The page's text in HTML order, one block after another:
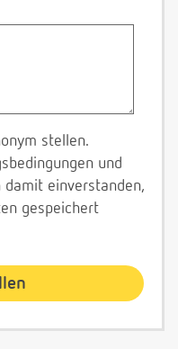
stellen.
und
damit einverstanden,
gespeichert